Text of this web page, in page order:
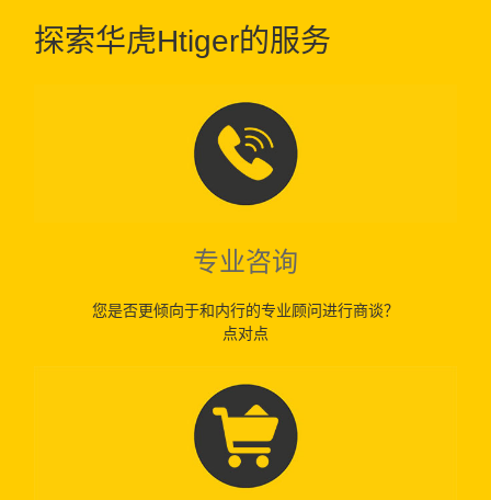
探索华虎Htiger的服务
专业咨询
您是否更倾向于和内行的专业顾问进行商谈？
点对点